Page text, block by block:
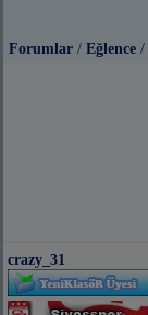
Forumlar / Eğlence /
crazy_31